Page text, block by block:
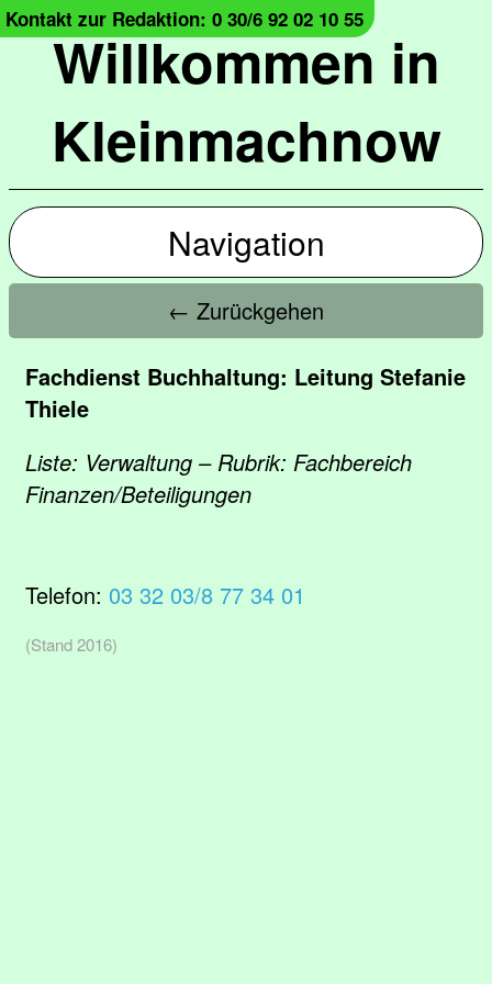
Willkommen in
Kleinmachnow
Kontakt zur Redaktion: 0 30/6 92 02 10 55
Navigation
← Zurückgehen
Fachdienst Buchhaltung: Leitung Stefanie
Thiele
Liste: Verwaltung – Rubrik: Fachbereich
Finanzen/Beteiligungen
Telefon: 03 32 03/8 77 34 01
(Stand 2016)